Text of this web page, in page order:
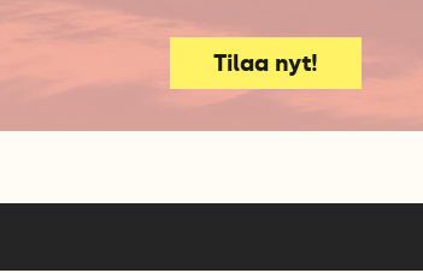
Tilaa nyt!